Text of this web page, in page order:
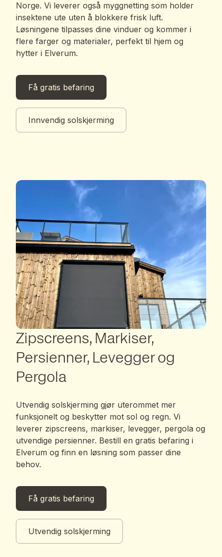
Norge. Vi leverer også myggnetting som holder
insektene ute uten å blokkere frisk luft.
Løsningene tilpasses dine vinduer og kommer i
flere farger og materialer, perfekt til hjem og
hytter i Elverum.
Få gratis befaring
Innvendig solskjerming
Zipscreens, Markiser,
Persienner, Levegger og
Pergola
Utvendig solskjerming gjør uterommet mer
funksjonelt og beskytter mot sol og regn. Vi
leverer zipscreens, markiser, levegger, pergola og
utvendige persienner. Bestill en gratis befaring i
Elverum og finn en løsning som passer dine
behov.
Få gratis befaring
Utvendig solskjerming